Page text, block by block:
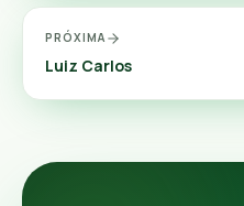
PRÓXIMA
Luiz Carlos